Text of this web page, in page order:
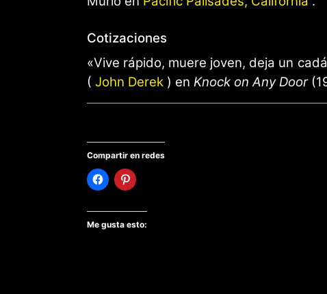
Cotizaciones
«Vive rápido, muere joven, deja un
( John Derek ) en Knock on Any Door
Compartir en redes
Me gusta esto: